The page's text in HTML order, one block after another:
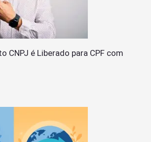
CNPJ é Liberado para CPF com